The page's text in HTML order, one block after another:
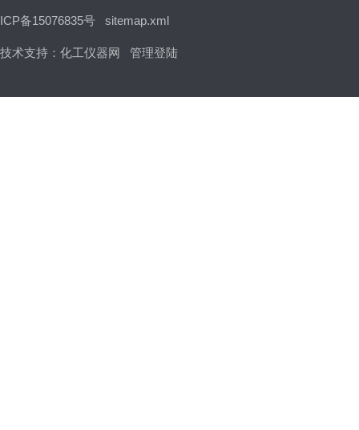
ICP备15076835号 sitemap.xml
技术支持： 化工仪器网 管理登陆